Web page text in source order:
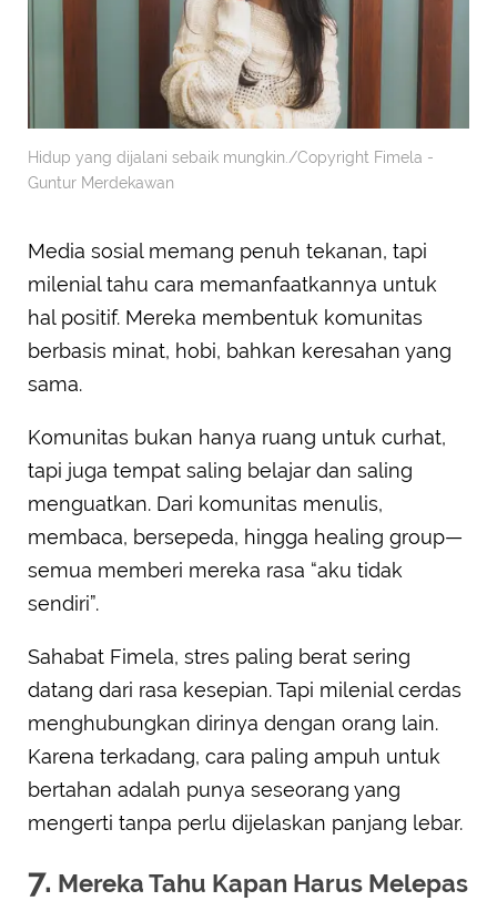
Hidup yang dijalani sebaik mungkin./Copyright Fimela -
Guntur Merdekawan
Media sosial memang penuh tekanan, tapi
milenial tahu cara memanfaatkannya untuk
hal positif. Mereka membentuk komunitas
berbasis minat, hobi, bahkan keresahan yang
sama.
Komunitas bukan hanya ruang untuk curhat,
tapi juga tempat saling belajar dan saling
menguatkan. Dari komunitas menulis,
membaca, bersepeda, hingga healing group—
semua memberi mereka rasa “aku tidak
sendiri”.
Sahabat Fimela, stres paling berat sering
datang dari rasa kesepian. Tapi milenial cerdas
menghubungkan dirinya dengan orang lain.
Karena terkadang, cara paling ampuh untuk
bertahan adalah punya seseorang yang
mengerti tanpa perlu dijelaskan panjang lebar.
7. Mereka Tahu Kapan Harus Melepas